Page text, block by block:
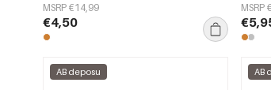
MSRP €14,99
€4,50
MSRP
AB deposu AB